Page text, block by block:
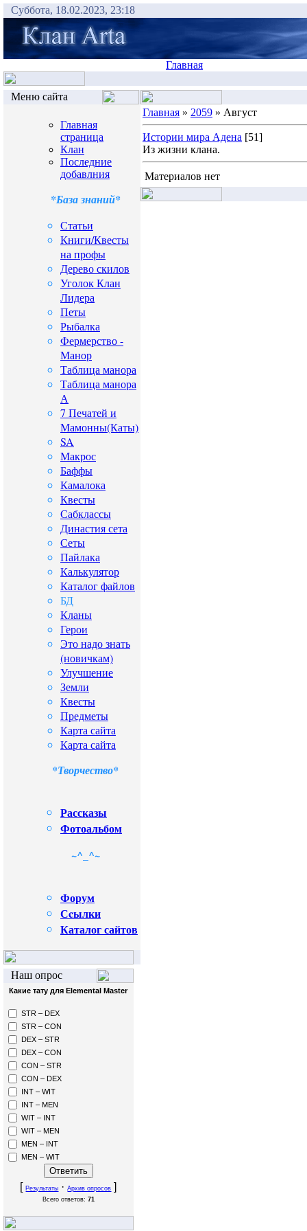
Суббота, 18.02.2023, 23:18
Главная
Меню сайта
Главная
страница
Клан
Последние
добавлния
*База знаний*
Статьи
Книги/Квесты
на профы
Дерево скилов
Уголок Клан
Лидера
Петы
Рыбалка
Фермерство -
Манор
Таблица манора
Таблица манора
А
7 Печатей и
Мамонны(Каты)
SA
Макрос
Баффы
Камалока
Квесты
Сабклассы
Династия сета
Сеты
Пайлака
Калькулятор
Каталог файлов
БД
Кланы
Герои
Это надо знать
(новичкам)
Улучшение
Земли
Квесты
Предметы
Карта сайта
Карта сайта
*Творчество*
Рассказы
Фотоальбом
~^_^~
Форум
Сcылки
Каталог сайтов
Наш опрос
Какие тату для Elemental Master
STR – DEX
STR – CON
DEX – STR
DEX – CON
CON – STR
CON – DEX
INT – WIT
INT – MEN
WIT – INT
WIT – MEN
MEN – INT
MEN – WIT
[Результаты ·Архив опросов ]
Всего ответов: 71
Главная » 2059 » Август
Истории мира Адена [51]
Из жизни клана.
Материалов нет